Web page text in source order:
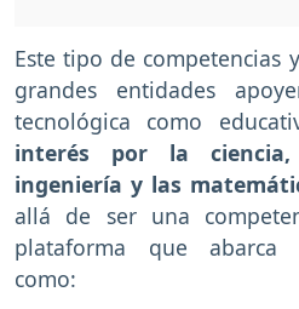
Este tipo de competencias
grandes entidades
tecnológica como
interés por la
ingeniería y las
allá de ser una
plataforma que abarca
como: